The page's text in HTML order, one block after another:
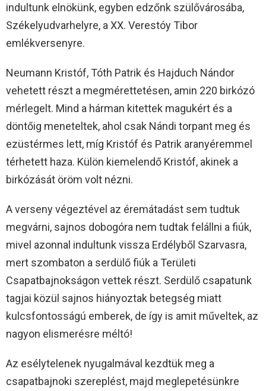
indultunk elnökünk, egyben edzőnk szülővárosába,
Székelyudvarhelyre, a XX. Verestóy Tibor
emlékversenyre.
Neumann Kristóf, Tóth Patrik és Hajduch Nándor
vehetett részt a megmérettetésen, amin 220 birkózó
mérlegelt. Mind a hárman kitettek magukért és a
döntőig meneteltek, ahol csak Nándi torpant meg és
ezüstérmes lett, míg Kristóf és Patrik aranyéremmel
térhetett haza. Külön kiemelendő Kristóf, akinek a
birkózását öröm volt nézni.
A verseny végeztével az éremátadást sem tudtuk
megvárni, sajnos dobogóra nem tudtak felállni a fiúk,
mivel azonnal indultunk vissza Erdélyből Szarvasra,
mert szombaton a serdülő fiúk a Területi
Csapatbajnokságon vettek részt. Serdülő csapatunk
tagjai közül sajnos hiányoztak betegség miatt
kulcsfontosságú emberek, de így is amit műveltek, az
nagyon elismerésre méltó!
Az esélytelenek nyugalmával kezdtük meg a
csapatbajnoki szereplést, majd meglepetésünkre